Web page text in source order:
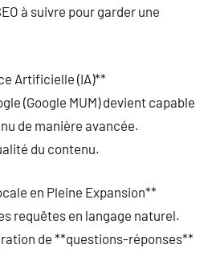
à suivre pour garder une
Artificielle (IA)**
(Google MUM) devient capable
de manière avancée.
du contenu.
en Pleine Expansion**
requêtes en langage naturel.
de **questions-réponses**